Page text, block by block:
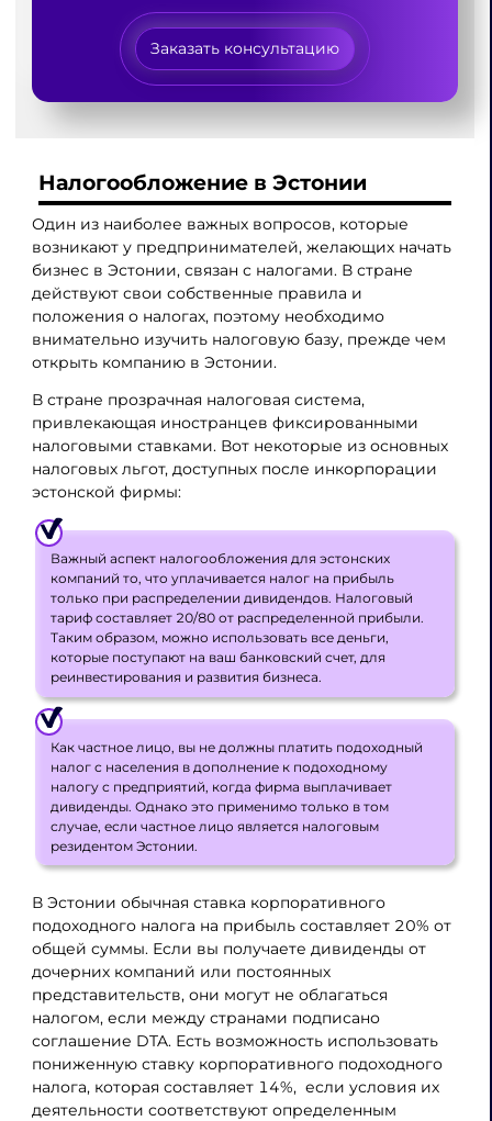
Заказать консультацию
Налогообложение в Эстонии
Один из наиболее важных вопросов, которые
возникают у предпринимателей, желающих начать
бизнес в Эстонии, связан с налогами. В стране
действуют свои собственные правила и
положения о налогах, поэтому необходимо
внимательно изучить налоговую базу, прежде чем
открыть компанию в Эстонии.
В стране прозрачная налоговая система,
привлекающая иностранцев фиксированными
налоговыми ставками. Вот некоторые из основных
налоговых льгот, доступных после инкорпорации
эстонской фирмы:
Важный аспект налогообложения для эстонских
компаний то, что уплачивается налог на прибыль
только при распределении дивидендов. Налоговый
тариф составляет 20/80 от распределенной прибыли.
Таким образом, можно использовать все деньги,
которые поступают на ваш банковский счет, для
реинвестирования и развития бизнеса.
Как частное лицо, вы не должны платить подоходный
налог с населения в дополнение к подоходному
налогу с предприятий, когда фирма выплачивает
дивиденды. Однако это применимо только в том
случае, если частное лицо является налоговым
резидентом Эстонии.
В Эстонии обычная ставка корпоративного
подоходного налога на прибыль составляет 20% от
общей суммы. Если вы получаете дивиденды от
дочерних компаний или постоянных
представительств, они могут не облагаться
налогом, если между странами подписано
соглашение DTA. Есть возможность использовать
пониженную ставку корпоративного подоходного
налога, которая составляет 14%, если условия их
деятельности соответствуют определенным